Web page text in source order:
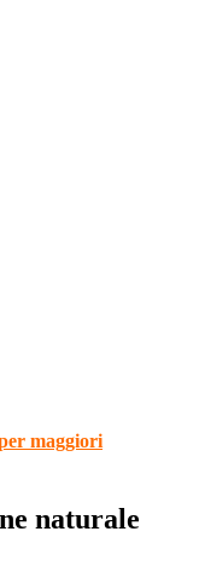
maggiori
naturale